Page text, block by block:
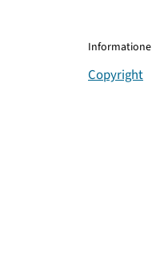
Copyright